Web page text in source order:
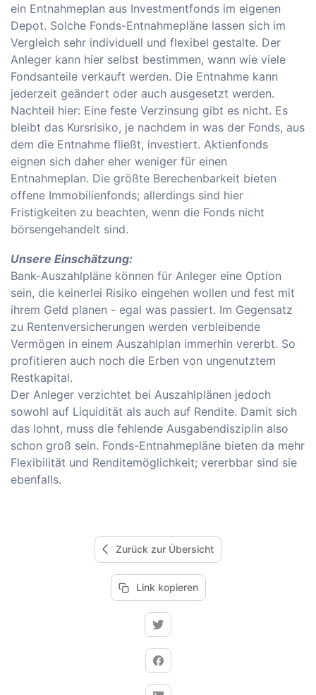
ein Entnahmeplan aus Investmentfonds im eigenen
Depot. Solche Fonds-Entnahmepläne lassen sich im
Vergleich sehr individuell und flexibel gestalte. Der
Anleger kann hier selbst bestimmen, wann wie viele
Fondsanteile verkauft werden. Die Entnahme kann
jederzeit geändert oder auch ausgesetzt werden.
Nachteil hier: Eine feste Verzinsung gibt es nicht. Es
bleibt das Kursrisiko, je nachdem in was der Fonds, aus
dem die Entnahme fließt, investiert. Aktienfonds
eignen sich daher eher weniger für einen
Entnahmeplan. Die größte Berechenbarkeit bieten
offene Immobilienfonds; allerdings sind hier
Fristigkeiten zu beachten, wenn die Fonds nicht
börsengehandelt sind.
Unsere Einschätzung:
Bank-Auszahlpläne können für Anleger eine Option
sein, die keinerlei Risiko eingehen wollen und fest mit
ihrem Geld planen - egal was passiert. Im Gegensatz
zu Rentenversicherungen werden verbleibende
Vermögen in einem Auszahlplan immerhin vererbt. So
profitieren auch noch die Erben von ungenutztem
Restkapital.
Der Anleger verzichtet bei Auszahlplänen jedoch
sowohl auf Liquidität als auch auf Rendite. Damit sich
das lohnt, muss die fehlende Ausgabendisziplin also
schon groß sein. Fonds-Entnahmepläne bieten da mehr
Flexibilität und Renditemöglichkeit; vererbbar sind sie
ebenfalls.
Zurück zur Übersicht
Link kopieren